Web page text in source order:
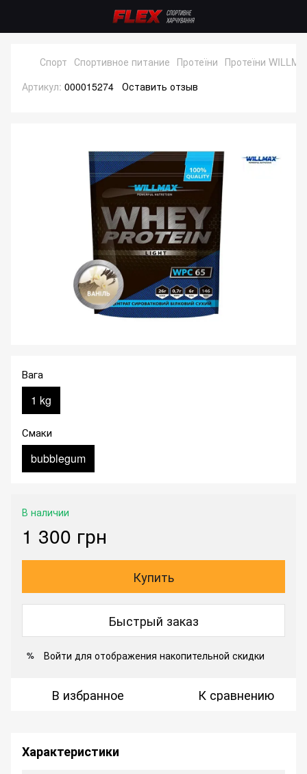
Спорт Спортивное питание Протеїни Протеїни
Артикул: 000015274 Оставить отзыв
Вага
1 kg
Смаки
bubblegum
В наличии
1 300 грн
Купить
Быстрый заказ
% Войти для отображения накопительной скидки
В избранное К сравнению
Характеристики